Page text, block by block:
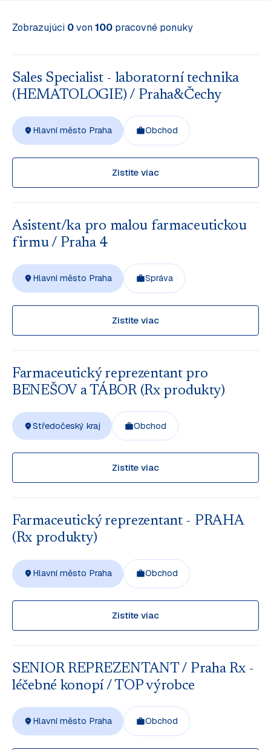
Zobrazujúci 0von100 pracovné ponuky
Sales Specialist - laboratorní technika
(HEMATOLOGIE) / Praha&Čechy
Hlavní město Praha Obchod
Zistite viac
Asistent/ka pro malou farmaceutickou
firmu / Praha 4
Hlavní město Praha Správa
Zistite viac
Farmaceutický reprezentant pro
BENEŠOV a TÁBOR (Rx produkty)
Středočeský kraj Obchod
Zistite viac
Farmaceutický reprezentant - PRAHA
(Rx produkty)
Hlavní město Praha Obchod
Zistite viac
SENIOR REPREZENTANT / Praha Rx -
léčebné konopí / TOP výrobce
Hlavní město Praha Obchod